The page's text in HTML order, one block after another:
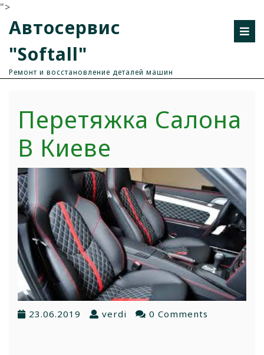
">
Автосервис
"Softall"
Ремонт и восстановление деталей машин
Перетяжка Салона
В Киеве
23.06.2019 verdi 0 Comments